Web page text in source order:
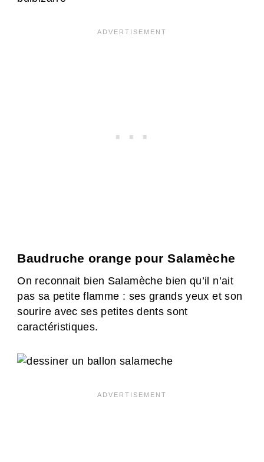
Baudruche orange pour Salamèche
On reconnait bien Salamèche bien qu’il n’ait
pas sa petite flamme : ses grands yeux et son
sourire avec ses petites dents sont
caractéristiques.